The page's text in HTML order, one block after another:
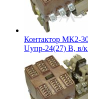
Контактор МК2-
Uупр-24(27) В, в/